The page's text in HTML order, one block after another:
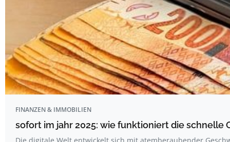
FINANZEN & IMMOBILIEN
sofort im jahr 2025: wie funktioniert die schnelle
Die digitale Welt entwickelt sich mit atemberaubender